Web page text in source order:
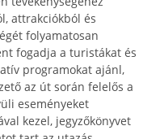
attrakciókból és
folyamatosan
fogadja a turistákat és
programokat ajánl,
az út során felelős a
eseményeket
kezel, jegyzőkönyvet